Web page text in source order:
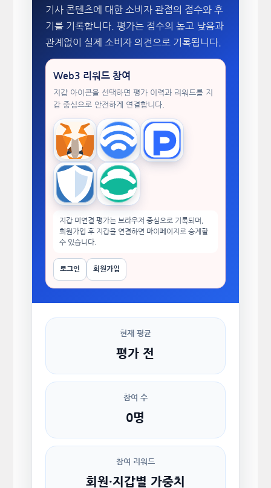
기사 콘텐츠에 대한 소비자 관점의 점수와 후
기를 기록합니다. 평가는 점수의 높고 낮음과
관계없이 실제 소비자 의견으로 기록됩니다.
Web3 리워드 참여
지갑 아이콘을 선택하면 평가 이력과 리워드를 지
갑 중심으로 안전하게 연결합니다.
MetaMask WalletConnectTokenPocket
Trust Wallet imToken
지갑 미연결 평가는 브라우저 중심으로 기록되며,
회원가입 후 지갑을 연결하면 마이페이지로 승계할
수 있습니다.
로그인 회원가입
현재 평균
평가 전
참여 수
0명
참여 리워드
회원·지갑별 가중치